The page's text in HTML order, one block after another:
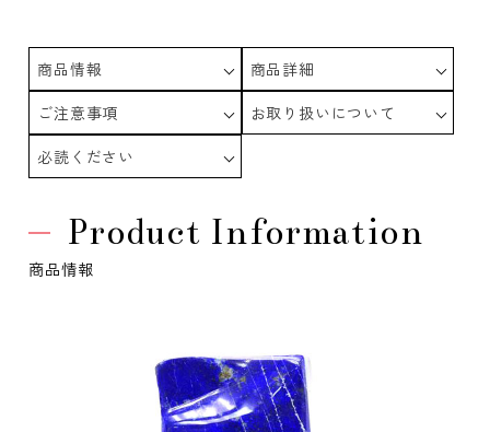
商品情報
商品詳細
ご注意事項
お取り扱いについて
必読ください
Product Information
商品情報